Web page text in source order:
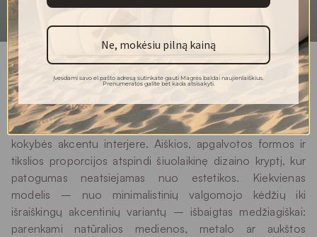
Pilingas 4
Palermo ir Torino kėdžių video pristatymas
MAGRĖS BALDŲ gaminamos kėdės išsiskiria
subalansuotu dizaino ir ergonomikos santykiu – jos
kuriamos taip, kad taptų ne tik vizualiu, bet ir funkcinės
kokybės akcentu interjere. Aiškios, apgalvotos formos ir
tikslios proporcijos atspindi šiuolaikinę dizaino kryptį, kur
patogumas neatsiejamas nuo estetikos. Kiekvienas
modelis – nuo minimalistinių valgomojo kėdžių iki
išraiškingų akcentinių variantų – išbaigtas medžiagiškai:
parenkami natūralios medienos, metalo ar aukštos
Ne, mokėsiu pilną kainą
Įvesdami savo el.pašto adresą sutinkate gauti Magrės baldai naujienlaiškius.
Prenumeratos galite bet kada atsisakyti.